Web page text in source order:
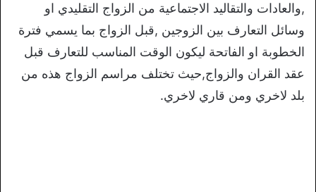
,والعادات والتقاليد الاجتماعية من الزواج التقليدي او
وسائل التعارف بين الزوجين ,قبل الزواج بما يسمي فترة
الخطوبة او الفاتحة ليكون الوقت المناسب للتعارف قبل
عقد القران والزواج,حيث تختلف مراسم الزواج هذه من
بلد لاخري ومن قاري لاخري.